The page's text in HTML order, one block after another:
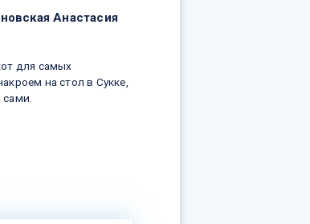
Анастасия
для самых
на стол в Сукке,